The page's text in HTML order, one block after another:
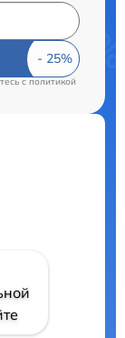
cполитикой